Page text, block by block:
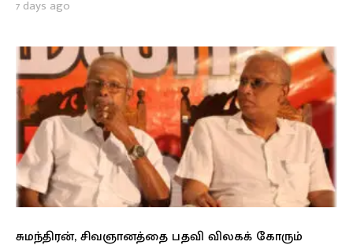
7 days ago
சுமந்திரன், சிவஞானத்தை பதவி விலகக் கோரும்